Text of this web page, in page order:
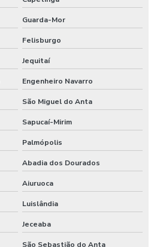
Guarda-Mor
Felisburgo
Jequitaí
Engenheiro Navarro
São Miguel do Anta
Sapucaí-Mirim
Palmópolis
Abadia dos Dourados
Aiuruoca
Luislândia
Jeceaba
São Sebastião do Anta